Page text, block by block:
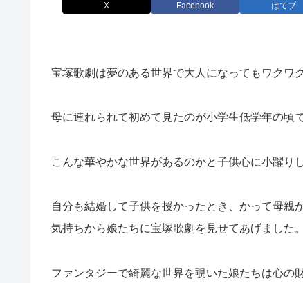
X Facebook はてブ
宝塚歌劇は夢のある世界で大人になってもワクワ
母に連れられて初めて見たのが小学生低学年の頃
こんな華やかな世界があるのかと子供心に小躍り
自分も結婚して子供を授かったとき、かって母親
気持ちから娘たちに宝塚歌劇を見せてあげました。
ファンタジーで綺麗な世界を覗いた娘たちは心の